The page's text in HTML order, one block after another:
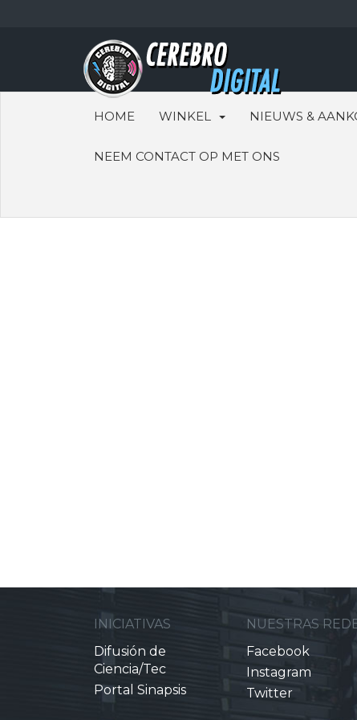
HOME WINKEL NIEUWS &
NEEM CONTACT OP MET ONS
INICIATIVAS
Difusión de
Ciencia/Tec
Portal Sinapsis
NUESTRAS
Facebook
Instagram
Twitter